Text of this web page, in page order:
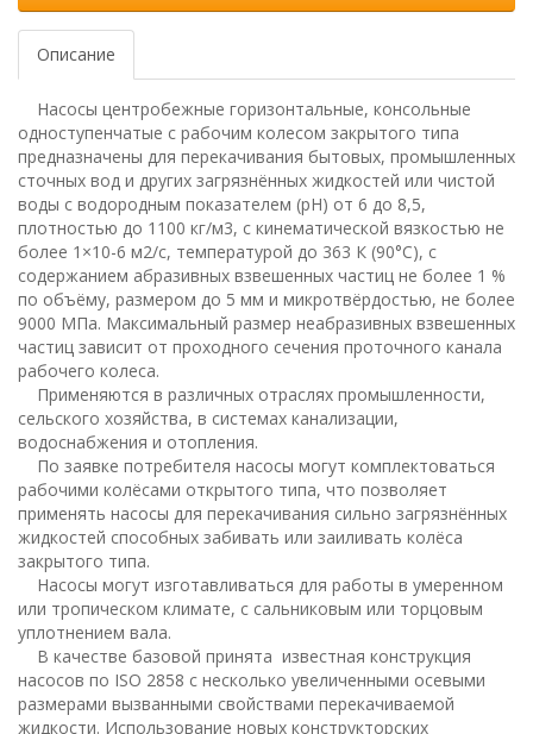
Описание
Насосы центробежные горизонтальные, консольные
одноступенчатые с рабочим колесом закрытого типа
предназначены для перекачивания бытовых, промышленных
сточных вод и других загрязнённых жидкостей или чистой
воды с водородным показателем (рН) от 6 до 8,5,
плотностью до 1100 кг/м3, с кинематической вязкостью не
более 1×10-6 м2/с, температурой до 363 К (90°С), с
содержанием абразивных взвешенных частиц не более 1 %
по объёму, размером до 5 мм и микротвёрдостью, не более
9000 МПа. Максимальный размер неабразивных взвешенных
частиц зависит от проходного сечения проточного канала
рабочего колеса.
Применяются в различных отраслях промышленности,
сельского хозяйства, в системах канализации,
водоснабжения и отопления.
По заявке потребителя насосы могут комплектоваться
рабочими колёсами открытого типа, что позволяет
применять насосы для перекачивания сильно загрязнённых
жидкостей способных забивать или заиливать колёса
закрытого типа.
Насосы могут изготавливаться для работы в умеренном
или тропическом климате, с сальниковым или торцовым
уплотнением вала.
В качестве базовой принята известная конструкция
насосов по ISO 2858 с несколько увеличенными осевыми
размерами вызванными свойствами перекачиваемой
жидкости. Использование новых конструкторских